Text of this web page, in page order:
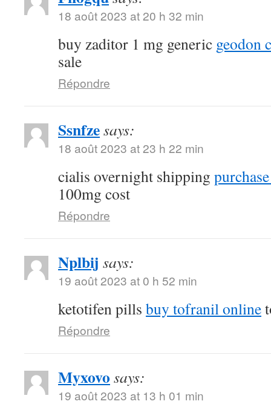
18 août 2023 at 20 h 32 min
buy zaditor 1 mg generic geodon
sale
Répondre
Ssnfzesays:
18 août 2023 at 23 h 22 min
cialis overnight shipping
100mg cost
Répondre
Nplbij says:
19 août 2023 at 0 h 52 min
ketotifen pills buy tofranil online
Répondre
Myxovo says:
19 août 2023 at 13 h 01 min